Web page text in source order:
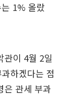
1% 올랐
관이 4월 2일
하겠다는 점
은 관세 부과